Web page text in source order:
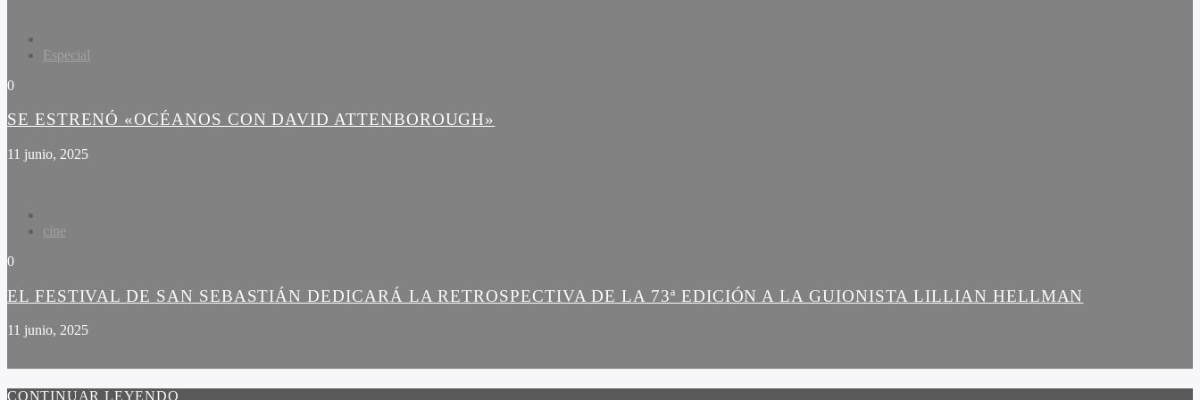
Especial
0
SE ESTRENÓ «OCÉANOS CON DAVID ATTENBOROUGH»
11 junio, 2025
cine
0
EL FESTIVAL DE SAN SEBASTIÁN DEDICARÁ LA RETROSPECTIVA DE LA 73ª EDICIÓN A LA GUIONISTA LILLIAN HELLMAN
11 junio, 2025
CONTINUAR LEYENDO